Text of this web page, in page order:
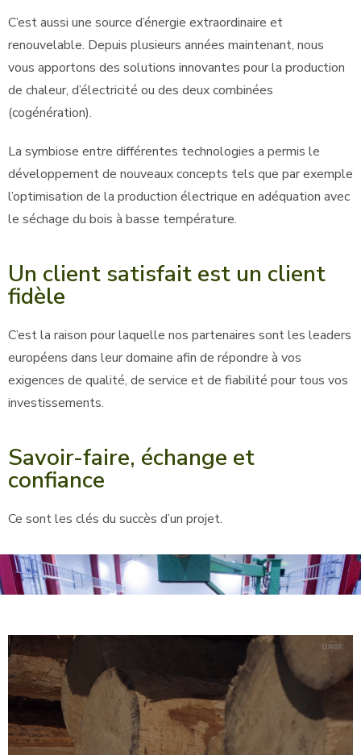
C’est aussi une source d’énergie extraordinaire et
renouvelable. Depuis plusieurs années maintenant, nous
vous apportons des solutions innovantes pour la production
de chaleur, d’électricité ou des deux combinées
(cogénération).
La symbiose entre différentes technologies a permis le
développement de nouveaux concepts tels que par exemple
l’optimisation de la production électrique en adéquation avec
le séchage du bois à basse température.
Un client satisfait est un client
fidèle
C’est la raison pour laquelle nos partenaires sont les leaders
européens dans leur domaine afin de répondre à vos
exigences de qualité, de service et de fiabilité pour tous vos
investissements.
Savoir-faire, échange et
confiance
Ce sont les clés du succès d’un projet.